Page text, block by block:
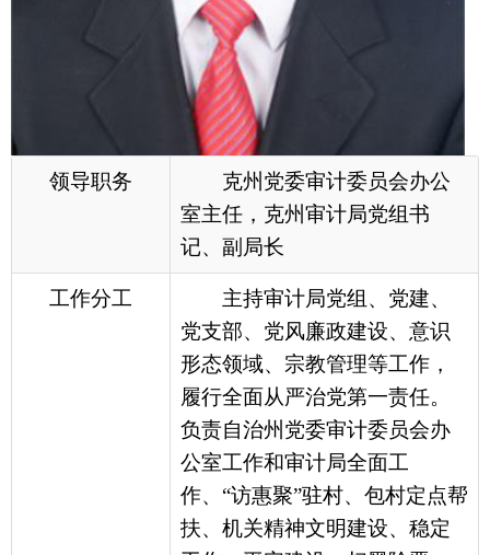
克州党委审计委员会办公
室主任，克州审计局党组书
记、副局长
主持审计局党组、党建、
党支部、党风廉政建设、意识
形态领域、宗教管理等工作，
履行全面从严治党第一责任。
负责自治州党委审计委员会办
公室工作和审计局全面工
作、“访惠聚”驻村、包村定点帮
工作、平安建设、扫黑除恶、
社会治安综合治理、民族团结
等工作。分管自治州审计委员
会办公室秘书组、经济责任审
计科。外出期间，分管工作由
热斯别克·阿布都克日男，